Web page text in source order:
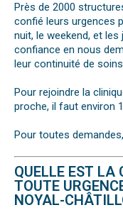
Près de 2000
confié leurs urgences
nuit, le weekend, et
confiance en nous
leur continuité de
Pour rejoindre la
proche, il faut environ
Pour toutes
QUELLE EST LA
TOUTE
NOYAL-